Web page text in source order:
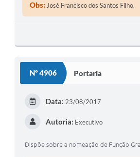
Obs:José Francisco dos Santos Filho.
Nº 4906 Portaria
Data: 23/08/2017
Autoria: Executivo
Dispõe sobre a nomeação de Função